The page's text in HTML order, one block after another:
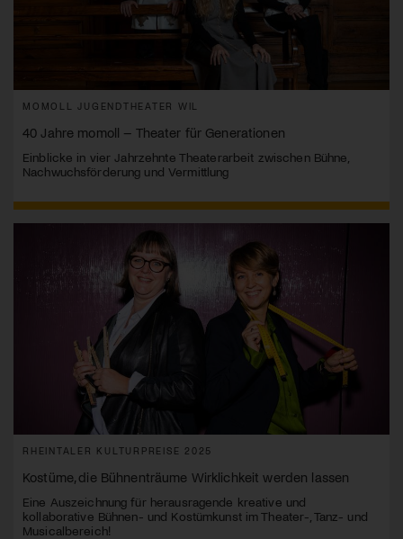
MOMOLL JUGENDTHEATER WIL
40 Jahre momoll – Theater für Generationen
Einblicke in vier Jahrzehnte Theaterarbeit zwischen Bühne,
Nachwuchsförderung und Vermittlung
RHEINTALER KULTURPREISE 2025
Kostüme, die Bühnenträume Wirklichkeit werden lassen
Eine Auszeichnung für herausragende kreative und
kollaborative Bühnen- und Kostümkunst im Theater-, Tanz- und
Musicalbereich!